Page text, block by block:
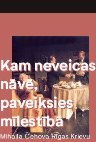
Kam neveicas
nāvē,
paveiksies
mīlestībā
Mihaila Čehova Rīgas Krievu